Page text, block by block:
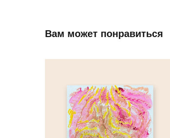
Вам может понравиться